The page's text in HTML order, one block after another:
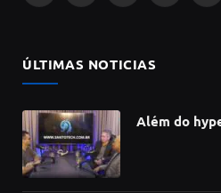
ÚLTIMAS NOTICIAS
Além do